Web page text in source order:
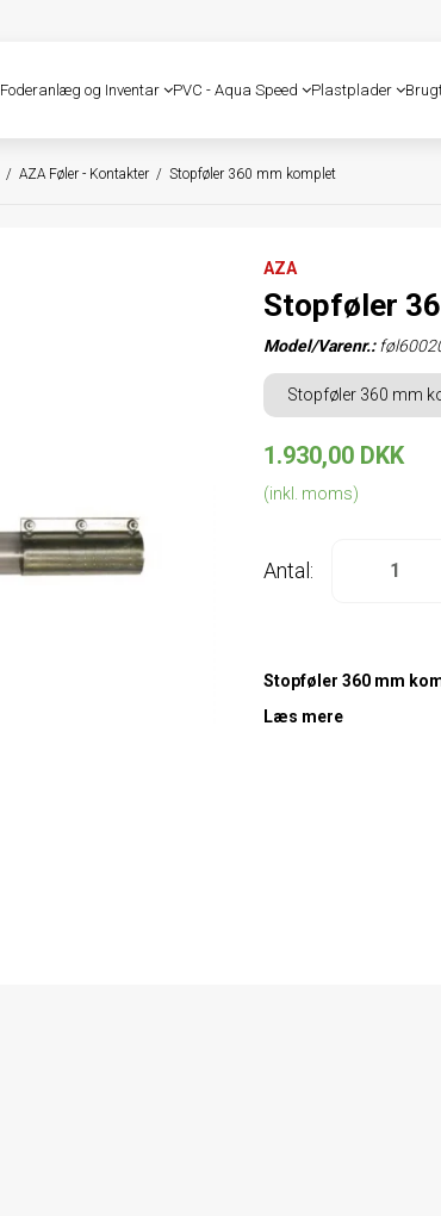
Foderanlæg og Inventar PVC - Aqua Speed Plastplader
/ AZA Føler - Kontakter / Stopføler 360 mm komplet
AZA
Stopføler
Model/Varenr.:
Stopføler 360 mm
1.930,00 DKK
(inkl. moms)
Antal:
Stopføler 360 mm
Læs mere